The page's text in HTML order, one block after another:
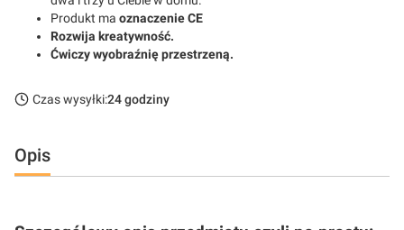
Produkt ma oznaczenie CE
Rozwija kreatywność.
Ćwiczy wyobraźnię przestrzeną.
Czas wysyłki:24 godziny
Opis